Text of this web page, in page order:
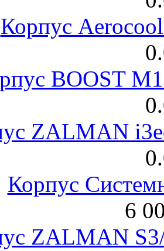
Корпус
BOOST
ZALMAN
Корпус
6
ZALMAN